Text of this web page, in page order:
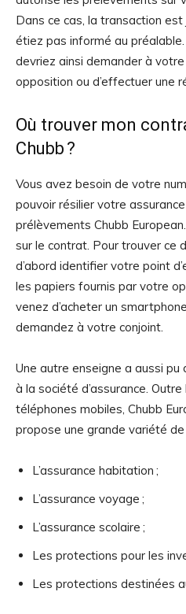
Dans ce cas, la transaction est
étiez pas informé au
devriez ainsi demander à
opposition ou d’effectuer une
Où trouver mon
Chubb ?
Vous avez besoin de votre
pouvoir résilier votre
prélèvements Chubb
sur le contrat. Pour trouver ce
d’abord identifier votre point
les papiers fournis par votre
venez d’acheter un
demandez à votre conjoint.
Une autre enseigne a aussi
à la société d’assurance.
téléphones mobiles, Chubb
propose une grande variété
L’assurance habitation ;
L’assurance voyage ;
L’assurance scolaire ;
Les protections pour les
Les protections destinées